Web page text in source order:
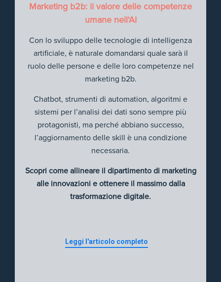
Marketing b2b: il valore delle competenze
umane nell'AI
Con lo sviluppo delle tecnologie di intelligenza
artificiale, è naturale domandarsi quale sarà il
ruolo delle persone e delle loro competenze nel
marketing b2b.
Chatbot, strumenti di automation, algoritmi e
sistemi per l’analisi dei dati sono sempre più
protagonisti, ma perché abbiano successo,
l’aggiornamento delle skill è una condizione
necessaria.
Scopri come allineare il dipartimento di marketing
alle innovazioni e ottenere il massimo dalla
trasformazione digitale.
Leggi l'articolo completo